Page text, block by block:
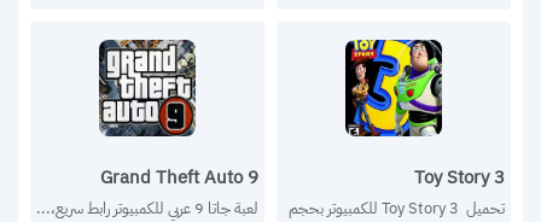
Toy Story 3
9 Grand Theft Auto
لعبة جاتا 9 عربي للكمبيوتر رابط سريع،...